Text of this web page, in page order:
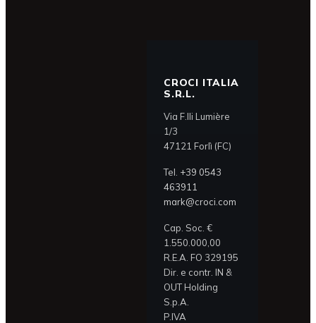
CROCI ITALIA
S.R.L.
Via F.lli Lumière
1/3
47121 Forlì (FC)
Tel. +39 0543
463911
mark@croci.com
Cap. Soc. €
1.550.000,00
R.E.A. FO 329195
Dir. e contr. IN &
OUT Holding
S.p.A.
P.IVA